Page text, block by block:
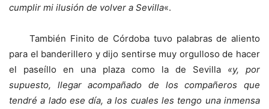
cumplir mi ilusión de volver a Sevilla«.
También Finito de Córdoba tuvo palabras de aliento
para el banderillero y dijo sentirse muy orgulloso de hacer
el paseíllo en una plaza como la de Sevilla «y, por
supuesto, llegar acompañado de los compañeros que
tendré a lado ese día, a los cuales les tengo una inmensa